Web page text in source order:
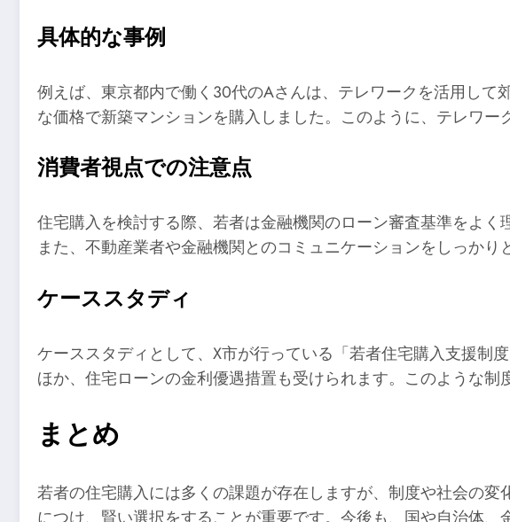
具体的な事例
例えば、東京都内で働く30代のAさんは、テレワークを活用し
な価格で新築マンションを購入しました。このように、テレワ
消費者視点での注意点
住宅購入を検討する際、若者は金融機関のローン審査基準をよ
また、不動産業者や金融機関とのコミュニケーションをしっか
ケーススタディ
ケーススタディとして、X市が行っている「若者住宅購入支援制
ほか、住宅ローンの金利優遇措置も受けられます。このような
まとめ
若者の住宅購入には多くの課題が存在しますが、制度や社会の
につけ、賢い選択をすることが重要です。今後も、国や自治体